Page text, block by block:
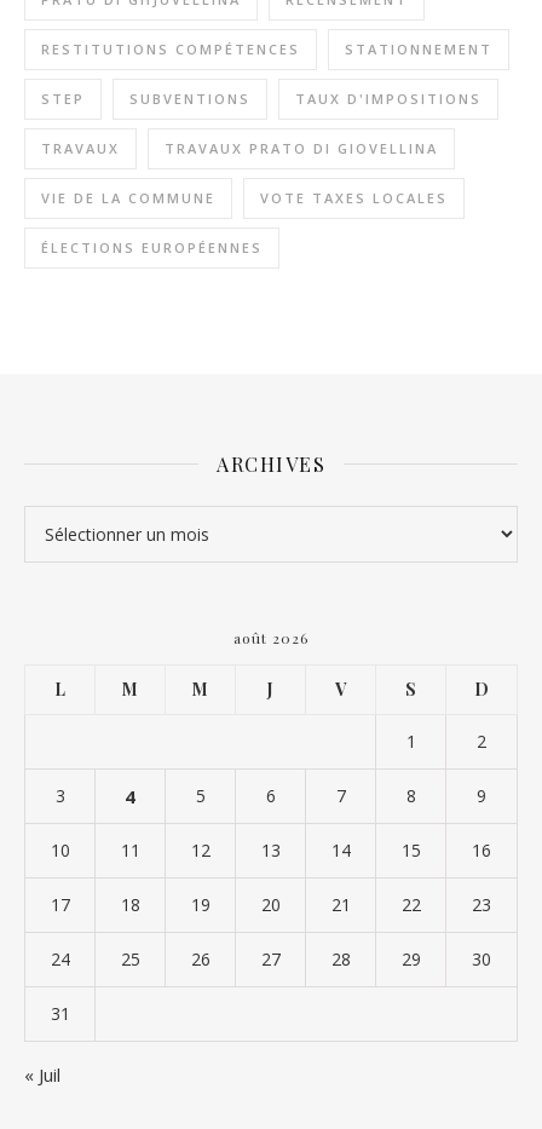
RESTITUTIONS COMPÉTENCES STATIONNEMENT
STEP SUBVENTIONS TAUX D'IMPOSITIONS
TRAVAUX TRAVAUX PRATO DI GIOVELLINA
VIE DE LA COMMUNE VOTE TAXES LOCALES
ÉLECTIONS EUROPÉENNES
ARCHIVES
août 2026
L M M J V S D
1 2
3 4 5 6 7 8 9
10 11 12 13 14 15 16
17 18 19 20 21 22 23
24 25 26 27 28 29 30
31
« Juil